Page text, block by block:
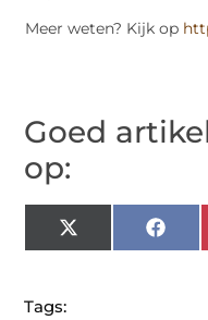
Meer weten? Kijk op
Goed
op:
X
(Twitter)
Tags: